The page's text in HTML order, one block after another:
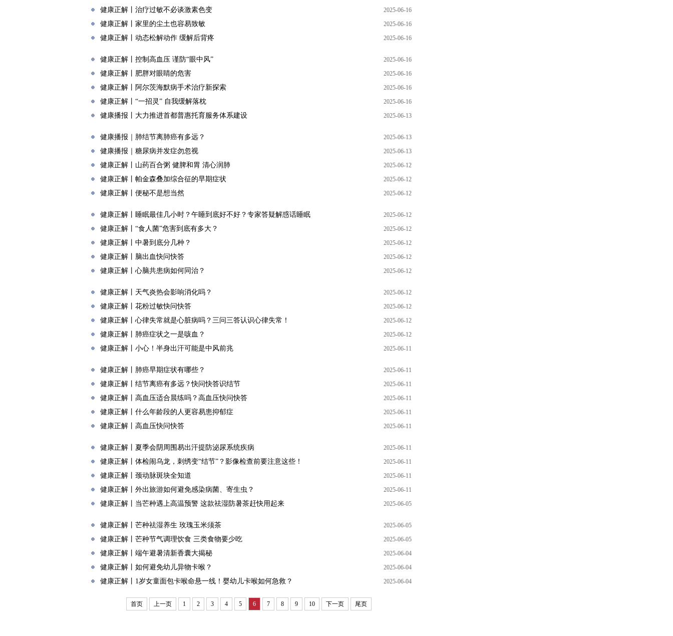
健康正解丨治疗过敏不必谈激素色变 2025-06-16
健康正解丨家里的尘土也容易致敏 2025-06-16
健康正解丨动态松解动作 缓解后背疼 2025-06-16
健康正解丨控制高血压 谨防“眼中风” 2025-06-16
健康正解丨肥胖对眼睛的危害 2025-06-16
健康正解丨阿尔茨海默病手术治疗新探索 2025-06-16
健康正解丨“一招灵” 自我缓解落枕 2025-06-16
健康播报丨大力推进首都普惠托育服务体系建设 2025-06-13
健康播报｜肺结节离肺癌有多远？ 2025-06-13
健康播报｜糖尿病并发症勿忽视 2025-06-13
健康正解丨山药百合粥 健脾和胃 清心润肺 2025-06-12
健康正解丨帕金森叠加综合征的早期症状 2025-06-12
健康正解丨便秘不是想当然 2025-06-12
健康正解丨睡眠最佳几小时？午睡到底好不好？专家答疑解惑话睡眠 2025-06-12
健康正解丨“食人菌”危害到底有多大？ 2025-06-12
健康正解丨中暑到底分几种？ 2025-06-12
健康正解丨脑出血快问快答 2025-06-12
健康正解丨心脑共患病如何同治？ 2025-06-12
健康正解丨天气炎热会影响消化吗？ 2025-06-12
健康正解丨花粉过敏快问快答 2025-06-12
健康正解丨心律失常就是心脏病吗？三问三答认识心律失常！ 2025-06-12
健康正解丨肺癌症状之一是咳血？ 2025-06-12
健康正解丨小心！半身出汗可能是中风前兆 2025-06-11
健康正解丨肺癌早期症状有哪些？ 2025-06-11
健康正解丨结节离癌有多远？快问快答识结节 2025-06-11
健康正解丨高血压适合晨练吗？高血压快问快答 2025-06-11
健康正解丨什么年龄段的人更容易患抑郁症 2025-06-11
健康正解丨高血压快问快答 2025-06-11
健康正解丨夏季会阴周围易出汗提防泌尿系统疾病 2025-06-11
健康正解丨体检闹乌龙，刺绣变“结节”？影像检查前要注意这些！ 2025-06-11
健康正解丨颈动脉斑块全知道 2025-06-11
健康正解丨外出旅游如何避免感染病菌、寄生虫？ 2025-06-11
健康正解丨当芒种遇上高温预警 这款祛湿防暑茶赶快用起来 2025-06-05
健康正解丨芒种祛湿养生 玫瑰玉米须茶 2025-06-05
健康正解丨芒种节气调理饮食 三类食物要少吃 2025-06-05
健康正解丨端午避暑清新香囊大揭秘 2025-06-04
健康正解丨如何避免幼儿异物卡喉？ 2025-06-04
健康正解丨1岁女童面包卡喉命悬一线！婴幼儿卡喉如何急救？ 2025-06-04
首页 上一页 1 2 3 4 5 6 7 8 9 10 下一页 尾页